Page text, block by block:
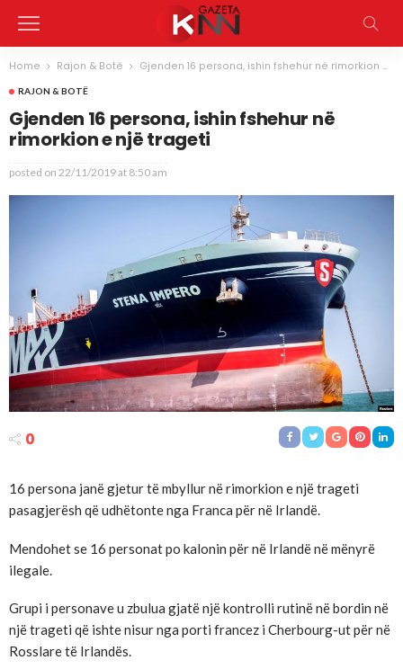
Home Rajon & Botë Gjenden 16 persona, ishin fshehur në rimorkion e një trageti
RAJON & BOTË
Gjenden 16 persona, ishin fshehur në
rimorkion e një trageti
posted on 22/11/2019 at 8:50 am
0
16 persona janë gjetur të mbyllur në rimorkion e një trageti
pasagjerësh që udhëtonte nga Franca për në Irlandë.
Mendohet se 16 personat po kalonin për në Irlandë në mënyrë
ilegale.
Grupi i personave u zbulua gjatë një kontrolli rutinë në bordin në
një trageti që ishte nisur nga porti francez i Cherbourg-ut për në
Rosslare të Irlandës.